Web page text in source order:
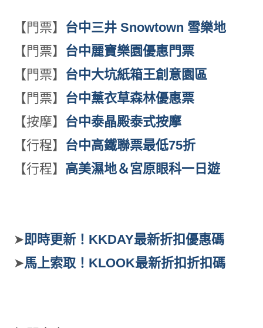
【門票】 台中三井 Snowtown 雪樂地
【門票】 台中麗寶樂園優惠門票
【門票】 台中大坑紙箱王創意園區
【門票】 台中薰衣草森林優惠票
【按摩】 台中泰晶殿泰式按摩
【行程】 台中高鐵聯票最低75折
【行程】 高美濕地＆宮原眼科一日遊
➤即時更新！KKDAY最新折扣優惠碼
➤馬上索取！KLOOK最新折扣折扣碼